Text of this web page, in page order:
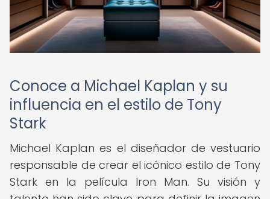
Conoce a Michael Kaplan y su
influencia en el estilo de Tony
Stark
Michael Kaplan es el diseñador de vestuario
responsable de crear el icónico estilo de Tony
Stark en la película Iron Man. Su visión y